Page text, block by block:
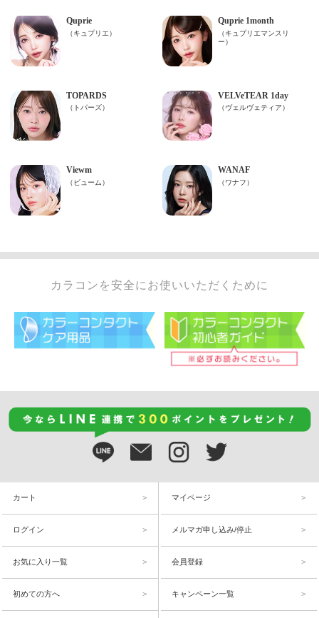
カラコンを安全にお使いいただくために
カート マイページ
ログイン メルマガ申し込み/停止
お気に入り一覧 会員登録
初めての方へ キャンペーン一覧